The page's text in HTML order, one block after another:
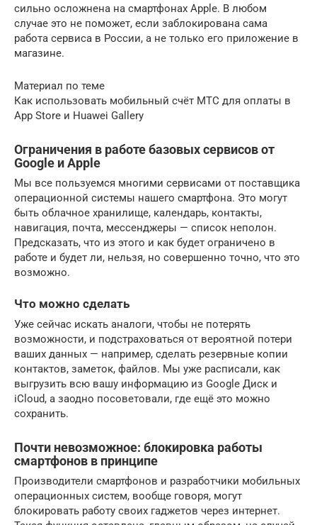
сильно осложнена на смартфонах Apple. В любом
случае это не поможет, если заблокирована сама
работа сервиса в России, а не только его приложение в
магазине.
Материал по теме
Как использовать мобильный счёт МТС для оплаты в
App Store и Huawei Gallery
Ограничения в работе базовых сервисов от
Google и Apple
Мы все пользуемся многими сервисами от поставщика
операционной системы нашего смартфона. Это могут
быть облачное хранилище, календарь, контакты,
навигация, почта, мессенджеры — список неполон.
Предсказать, что из этого и как будет ограничено в
работе и будет ли, нельзя, но совершенно точно, что это
возможно.
Что можно сделать
Уже сейчас искать аналоги, чтобы не потерять
возможности, и подстраховаться от вероятной потери
ваших данных — например, сделать резервные копии
контактов, заметок, файлов. Мы уже расписали, как
выгрузить всю вашу информацию из Google Диск и
iCloud, а заодно посоветовали, где ещё это можно
сохранить.
Почти невозможное: блокировка работы
смартфонов в принципе
Производители смартфонов и разработчики мобильных
операционных систем, вообще говоря, могут
блокировать работу своих гаджетов через интернет.